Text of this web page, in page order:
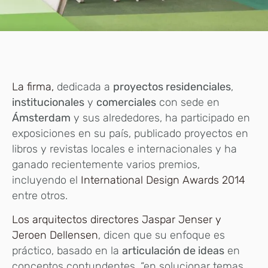
La firma, dedicada a proyectos residenciales,
institucionales y comerciales con sede en
Ámsterdam y sus alrededores, ha participado en
exposiciones en su país, publicado proyectos en
libros y revistas locales e internacionales y ha
ganado recientemente varios premios,
incluyendo el International Design Awards 2014
entre otros.
Los arquitectos directores Jaspar Jenser y
Jeroen Dellensen, dicen que su enfoque es
práctico, basado en la articulación de ideas en